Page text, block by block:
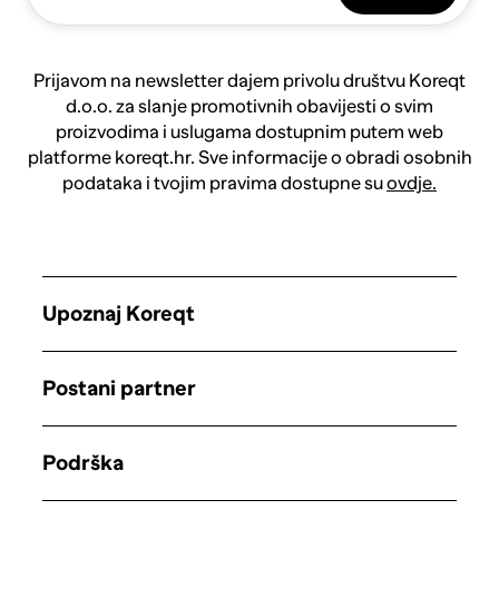
Prijavom na newsletter dajem privolu društvu Koreqt
d.o.o. za slanje promotivnih obavijesti o svim
proizvodima i uslugama dostupnim putem web
platforme koreqt.hr. Sve informacije o obradi osobnih
podataka i tvojim pravima dostupne suovdje.
Upoznaj Koreqt
Postani partner
Podrška